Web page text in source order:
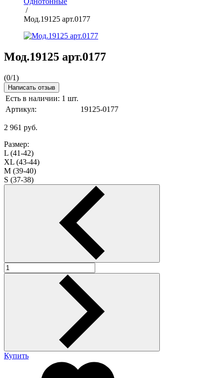
/
Мод.19125 арт.0177
Мод.19125 арт.0177
(0/1)
Написать отзыв
Есть в наличии: 1 шт.
Артикул:
19125-0177
2 961 руб.
Размер:
L (41-42)
XL (43-44)
M (39-40)
S (37-38)
Купить